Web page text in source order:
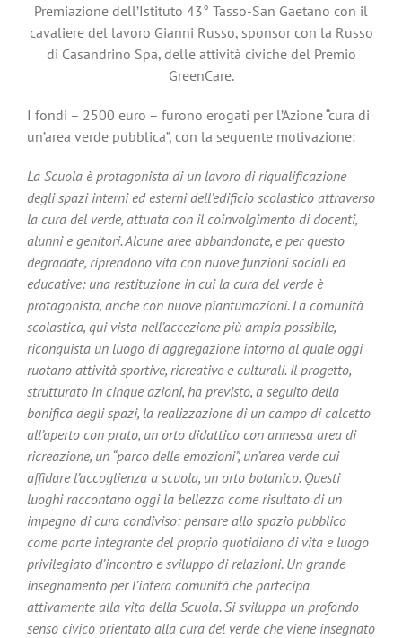
Premiazione dell’Istituto 43° Tasso-San Gaetano con il
cavaliere del lavoro Gianni Russo, sponsor con la Russo
di Casandrino Spa, delle attività civiche del Premio
GreenCare.
I fondi – 2500 euro – furono erogati per l’Azione “cura di
un’area verde pubblica”, con la seguente motivazione:
La Scuola è protagonista di un lavoro di riqualificazione
degli spazi interni ed esterni dell’edificio scolastico attraverso
la cura del verde, attuata con il coinvolgimento di docenti,
alunni e genitori. Alcune aree abbandonate, e per questo
degradate, riprendono vita con nuove funzioni sociali ed
educative: una restituzione in cui la cura del verde è
protagonista, anche con nuove piantumazioni. La comunità
scolastica, qui vista nell’accezione più ampia possibile,
riconquista un luogo di aggregazione intorno al quale oggi
ruotano attività sportive, ricreative e culturali. Il progetto,
strutturato in cinque azioni, ha previsto, a seguito della
bonifica degli spazi, la realizzazione di un campo di calcetto
all’aperto con prato, un orto didattico con annessa area di
ricreazione, un “parco delle emozioni”, un’area verde cui
affidare l’accoglienza a scuola, un orto botanico. Questi
luoghi raccontano oggi la bellezza come risultato di un
impegno di cura condiviso: pensare allo spazio pubblico
come parte integrante del proprio quotidiano di vita e luogo
privilegiato d’incontro e sviluppo di relazioni. Un grande
insegnamento per l’intera comunità che partecipa
attivamente alla vita della Scuola. Si sviluppa un profondo
senso civico orientato alla cura del verde che viene insegnato